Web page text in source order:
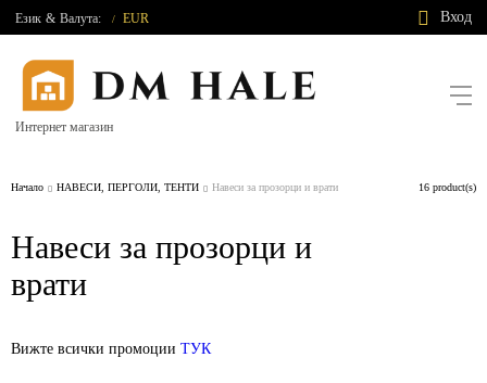
Език & Валута: / EUR Вход
Интернет магазин
Начало НАВЕСИ, ПЕРГОЛИ, ТЕНТИ Навеси за прозорци и врати 16 product(s)
Навеси за прозорци и
врати
Вижте всички промоции ТУК